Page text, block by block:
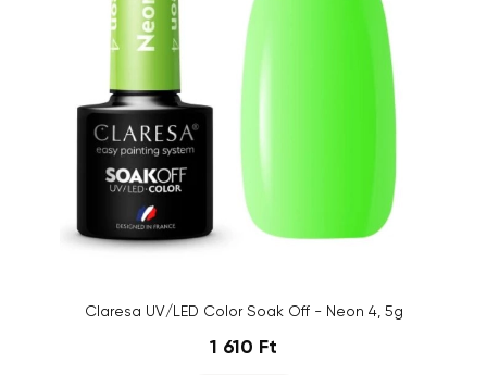
Claresa UV/LED Color Soak Off - Neon 4, 5g
1 610 Ft